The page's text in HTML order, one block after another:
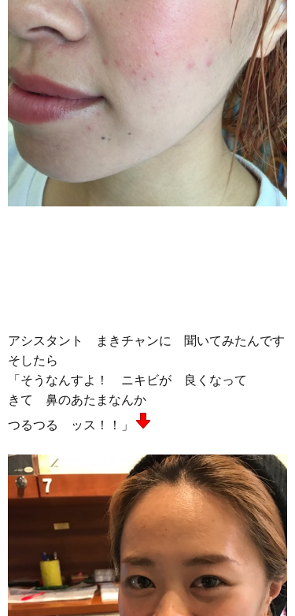
アシスタント まきチャンに 聞いてみたんです
そしたら
「そうなんすよ！ ニキビが 良くなって
きて 鼻のあたまなんか
つるつる ッス！！」